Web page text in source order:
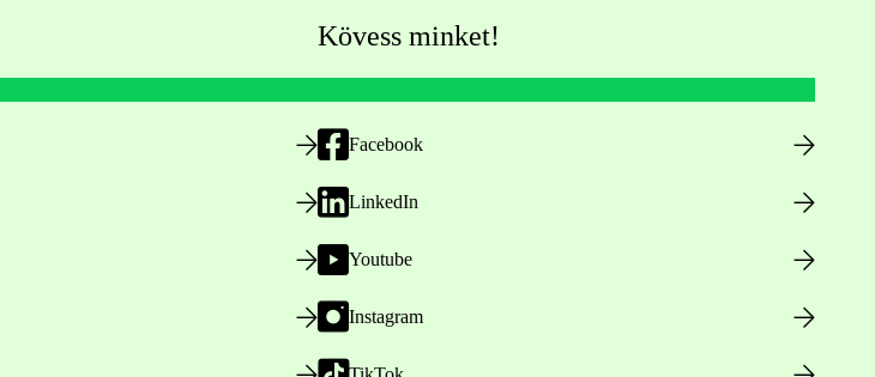
Kövess minket!
Facebook
LinkedIn
Youtube
Instagram